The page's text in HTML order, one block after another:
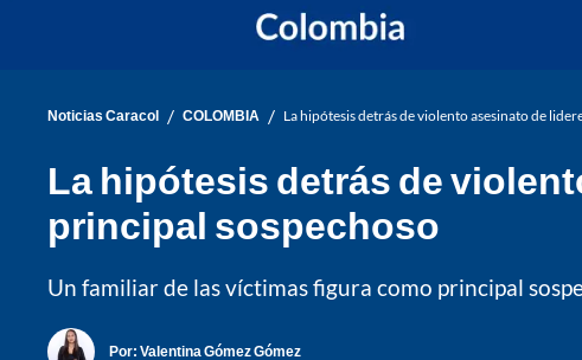
Noticias Caracol / COLOMBIA / La hipótesis detrás de violento asesinato de
La hipótesis detrás de
principal sospechoso
Un familiar de las víctimas figura como principal
Por: Valentina Gómez Gómez